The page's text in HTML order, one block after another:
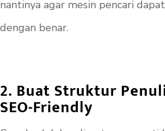
nantinya agar mesin pencari
dengan benar.
2. Buat Struktur
SEO-Friendly